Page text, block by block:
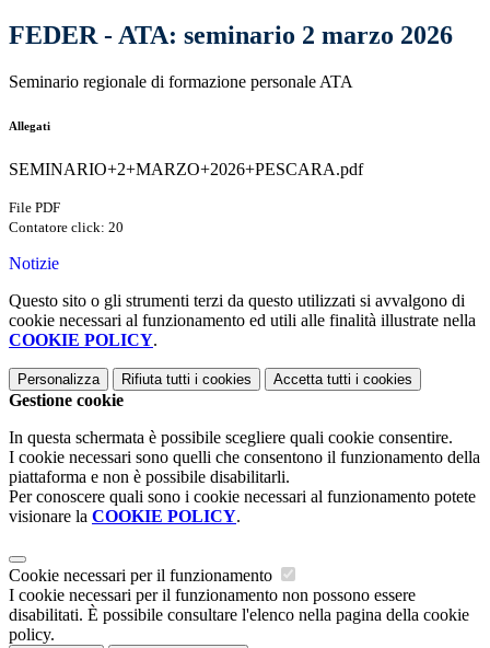
FEDER - ATA: seminario 2 marzo 2026
Seminario regionale di formazione personale ATA
Allegati
SEMINARIO+2+MARZO+2026+PESCARA.pdf
File PDF
Contatore click: 20
Notizie
Questo sito o gli strumenti terzi da questo utilizzati si avvalgono di
cookie necessari al funzionamento ed utili alle finalità illustrate nella
COOKIE POLICY.
Personalizza Rifiuta tutti i cookies Accetta tutti i cookies
Gestione cookie
In questa schermata è possibile scegliere quali cookie consentire.
I cookie necessari sono quelli che consentono il funzionamento della
piattaforma e non è possibile disabilitarli.
Per conoscere quali sono i cookie necessari al funzionamento potete
visionare la COOKIE POLICY.
Cookie necessari per il funzionamento
I cookie necessari per il funzionamento non possono essere
disabilitati. È possibile consultare l'elenco nella pagina della cookie
policy.